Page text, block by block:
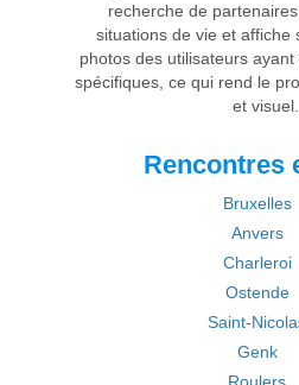
recherche de
situations de vie et affiche
photos des utilisateurs
spécifiques, ce qui rend le
et visuel.
Rencontres
Bruxelles
Anvers
Charleroi
Ostende
Saint-
Genk